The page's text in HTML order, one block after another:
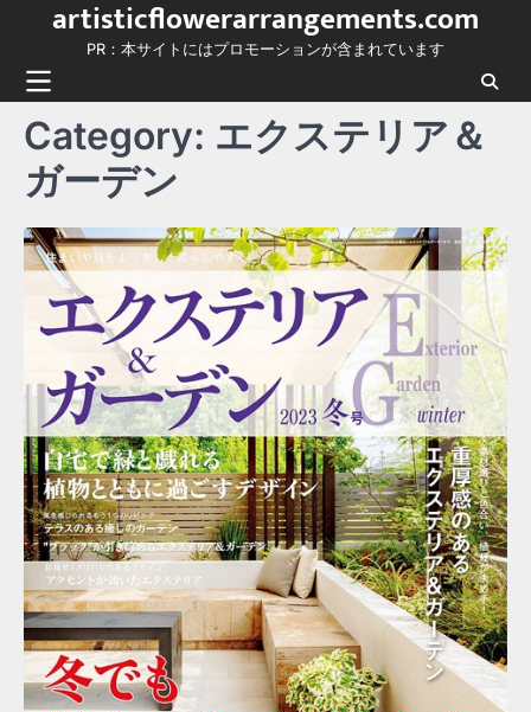
content
artisticflowerarrangements.com
PR：本サイトにはプロモーションが含まれています
Category: エクステリア＆
ガーデン